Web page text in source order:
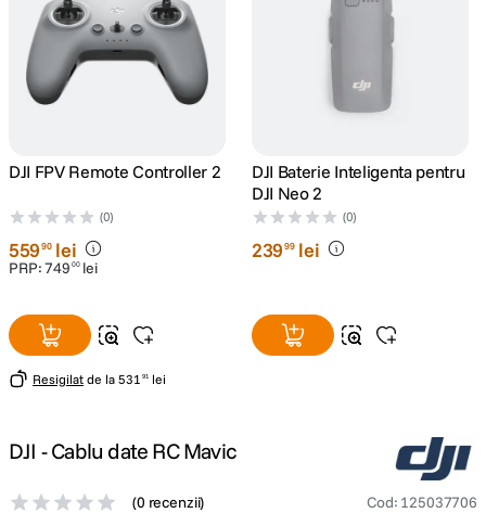
6. lavaliera
. sony fx
9. dji mic mini
10 . dji osmo
DJI FPV Remote Controller 2
(0)
55990 lei
PRP:749 00 lei
Resigilat de la 531 91 lei
DJI Baterie Inteligenta pentru
DJI Neo 2
(0)
23999 lei
DJI - Cablu date RC Mavic
(0 recenzii) Cod: 125037706